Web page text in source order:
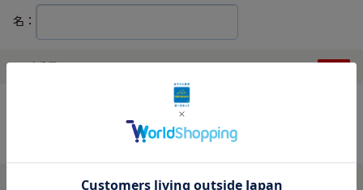
名：
電話番号
ハイフンなしでご入力ください。
メールアドレス